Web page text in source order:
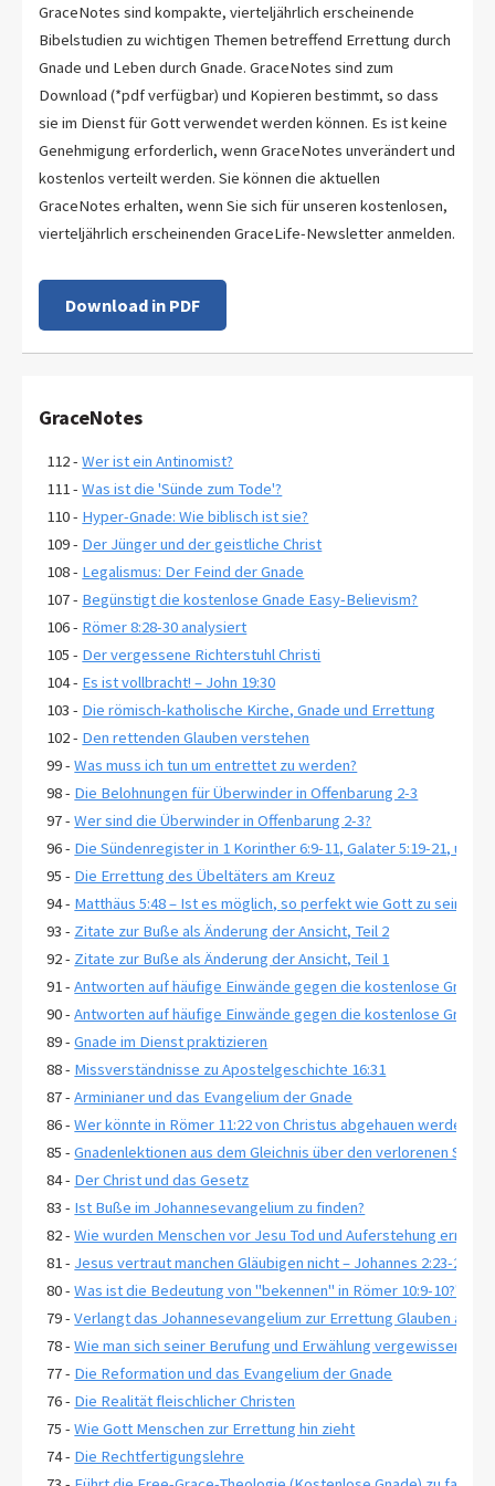
GraceNotes sind kompakte, vierteljährlich erscheinende
Bibelstudien zu wichtigen Themen betreffend Errettung durch
Gnade und Leben durch Gnade. GraceNotes sind zum
Download (*pdf verfügbar) und Kopieren bestimmt, so dass
sie im Dienst für Gott verwendet werden können. Es ist keine
Genehmigung erforderlich, wenn GraceNotes unverändert und
kostenlos verteilt werden. Sie können die aktuellen
GraceNotes erhalten, wenn Sie sich für unseren kostenlosen,
vierteljährlich erscheinenden GraceLife-Newsletter anmelden.
Download in PDF
GraceNotes
112 -Wer ist ein Antinomist?
111 -Was ist die 'Sünde zum Tode'?
110 - Hyper-Gnade: Wie biblisch ist sie?
109 - Der Jünger und der geistliche Christ
108 - Legalismus: Der Feind der Gnade
107 - Begünstigt die kostenlose Gnade Easy-Believism?
106 - Römer 8:28-30 analysiert
105 - Der vergessene Richterstuhl Christi
104 - Es ist vollbracht! – John 19:30
103 - Die römisch-katholische Kirche, Gnade und Errettung
102 - Den rettenden Glauben verstehen
99 -Was muss ich tun um entrettet zu werden?
98 - Die Belohnungen für Überwinder in Offenbarung 2-3
97 -Wer sind die Überwinder in Offenbarung 2-3?
96 - Die Sündenregister in 1 Korinther 6:9-11, Galater 5:19-21, und
95 - Die Errettung des Übeltäters am Kreuz
94 - Matthäus 5:48 – Ist es möglich, so perfekt wie Gott zu sein?
93 - Zitate zur Buße als Änderung der Ansicht, Teil 2
92 - Zitate zur Buße als Änderung der Ansicht, Teil 1
91 -Antworten auf häufige Einwände gegen die kostenlose Gnade,
90 -Antworten auf häufige Einwände gegen die kostenlose Gnade,
89 -Gnade im Dienst praktizieren
88 - Missverständnisse zu Apostelgeschichte 16:31
87 -Arminianer und das Evangelium der Gnade
86 -Wer könnte in Römer 11:22 von Christus abgehauen werden?
85 -Gnadenlektionen aus dem Gleichnis über den verlorenen Sohn,
84 - Der Christ und das Gesetz
83 - Ist Buße im Johannesevangelium zu finden?
82 -Wie wurden Menschen vor Jesu Tod und Auferstehung
81 - Jesus vertraut manchen Gläubigen nicht – Johannes 2:23-25
80 -Was ist die Bedeutung von "bekennen" in Römer 10:9-10?"
79 -Verlangt das Johannesevangelium zur Errettung Glauben an
78 -Wie man sich seiner Berufung und Erwählung vergewissert-2
77 - Die Reformation und das Evangelium der Gnade
76 - Die Realität fleischlicher Christen
75 -Wie Gott Menschen zur Errettung hin zieht
74 - Die Rechtfertigungslehre